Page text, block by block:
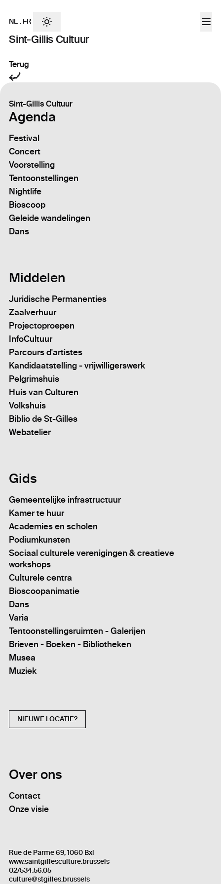
Sint-Gillis Cultuur
NL . FR
Terug
Sint-Gillis Cultuur
Agenda
Festival
Concert
Voorstelling
Tentoonstellingen
Nightlife
Bioscoop
Geleide wandelingen
Dans
Middelen
Juridische Permanenties
Zaalverhuur
Projectoproepen
InfoCultuur
Parcours d'artistes
Kandidaatstelling - vrijwilligerswerk
Pelgrimshuis
Huis van Culturen
Volkshuis
Biblio de St-Gilles
Webatelier
Gids
Gemeentelijke infrastructuur
Kamer te huur
Academies en scholen
Podiumkunsten
Sociaal culturele verenigingen & creatieve
workshops
Culturele centra
Bioscoopanimatie
Dans
Varia
Tentoonstellingsruimten - Galerijen
Brieven - Boeken - Bibliotheken
Musea
Muziek
NIEUWE LOCATIE?
Over ons
Contact
Onze visie
Rue de Parme 69, 1060 Bxl
www.saintgillesculture.brussels
02/534.56.05
culture@stgilles.brussels